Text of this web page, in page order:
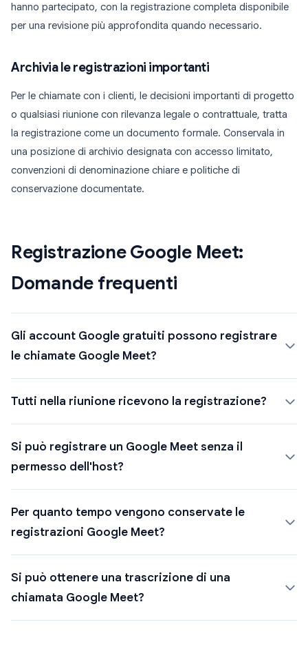
hanno partecipato, con la registrazione completa disponibile
per una revisione più approfondita quando necessario.
Archivia le registrazioni importanti
Per le chiamate con i clienti, le decisioni importanti di progetto
o qualsiasi riunione con rilevanza legale o contrattuale, tratta
la registrazione come un documento formale. Conservala in
una posizione di archivio designata con accesso limitato,
convenzioni di denominazione chiare e politiche di
conservazione documentate.
Registrazione Google Meet:
Domande frequenti
Gli account Google gratuiti possono registrare
le chiamate Google Meet?
Tutti nella riunione ricevono la registrazione?
Si può registrare un Google Meet senza il
permesso dell'host?
Per quanto tempo vengono conservate le
registrazioni Google Meet?
Si può ottenere una trascrizione di una
chiamata Google Meet?